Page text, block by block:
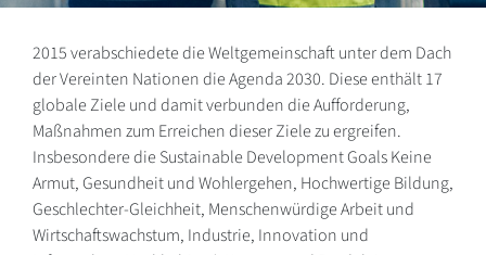
2015 verabschiedete die Weltgemeinschaft unter dem Dach
der Vereinten Nationen die Agenda 2030. Diese enthält 17
globale Ziele und damit verbunden die Aufforderung,
Maßnahmen zum Erreichen dieser Ziele zu ergreifen.
Insbesondere die Sustainable Development Goals Keine
Armut, Gesundheit und Wohlergehen, Hochwertige Bildung,
Geschlechter-Gleichheit, Menschenwürdige Arbeit und
Wirtschaftswachstum, Industrie, Innovation und